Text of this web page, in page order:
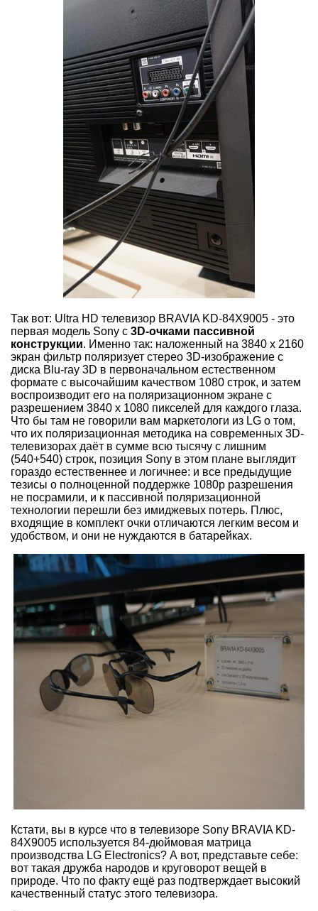
Так вот: Ultra HD телевизор BRAVIA KD-84X9005 - это
первая модель Sony с 3D-очками пассивной
конструкции. Именно так: наложенный на 3840 x 2160
экран фильтр поляризует стерео 3D-изображение с
диска Blu-ray 3D в первоначальном естественном
формате с высочайшим качеством 1080 строк, и затем
воспроизводит его на поляризационном экране с
разрешением 3840 x 1080 пикселей для каждого глаза.
Что бы там не говорили вам маркетологи из LG о том,
что их поляризационная методика на современных 3D-
телевизорах даёт в сумме всю тысячу с лишним
(540+540) строк, позиция Sony в этом плане выглядит
гораздо естественнее и логичнее: и все предыдущие
тезисы о полноценной поддержке 1080p разрешения
не посрамили, и к пассивной поляризационной
технологии перешли без имиджевых потерь. Плюс,
входящие в комплект очки отличаются легким весом и
удобством, и они не нуждаются в батарейках.
Кстати, вы в курсе что в телевизоре Sony BRAVIA KD-
84X9005 используется 84-дюймовая матрица
производства LG Electronics? А вот, представьте себе:
вот такая дружба народов и круговорот вещей в
природе. Что по факту ещё раз подтверждает высокий
качественный статус этого телевизора.